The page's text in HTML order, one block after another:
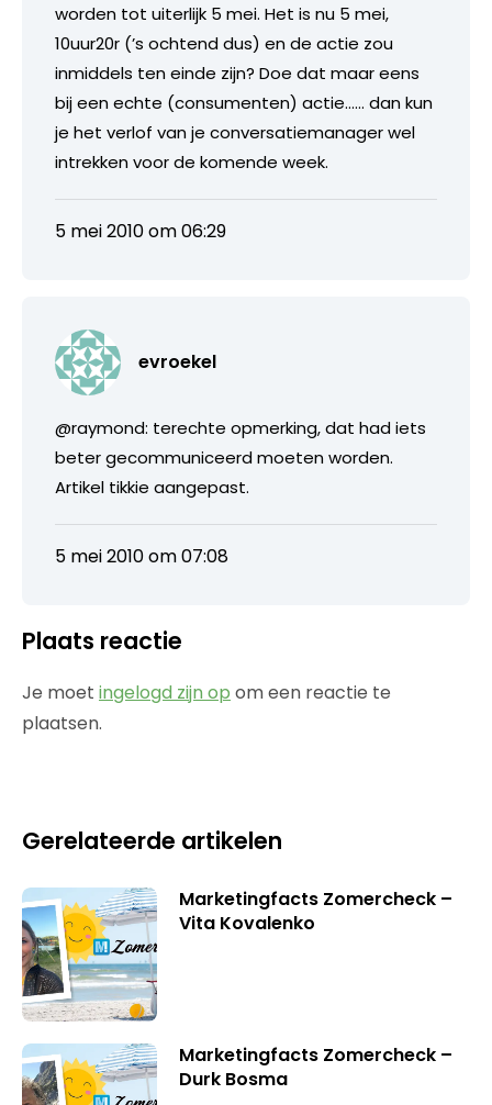
worden tot uiterlijk 5 mei. Het is nu 5 mei,
10uur20r (’s ochtend dus) en de actie zou
inmiddels ten einde zijn? Doe dat maar eens
bij een echte (consumenten) actie…… dan kun
je het verlof van je conversatiemanager wel
intrekken voor de komende week.
5 mei 2010 om 06:29
evroekel
@raymond: terechte opmerking, dat had iets
beter gecommuniceerd moeten worden.
Artikel tikkie aangepast.
5 mei 2010 om 07:08
Plaats reactie
Je moet ingelogd zijn op om een reactie te
plaatsen.
Gerelateerde artikelen
Marketingfacts Zomercheck –
Vita Kovalenko
Marketingfacts Zomercheck –
Durk Bosma